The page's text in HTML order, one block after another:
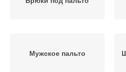
Мужское пальто